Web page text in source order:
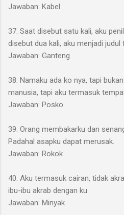
Jawaban: Kabel
37. Saat disebut satu kali, aku
disebut dua kali, aku menjadi judul
Jawaban: Ganteng
38. Namaku ada ko nya, tapi
manusia, tapi aku termasuk
Jawaban: Posko
39. Orang membakarku dan
Padahal asapku dapat merusak.
Jawaban: Rokok
40. Aku termasuk cairan, tidak
ibu-ibu akrab dengan ku.
Jawaban: Minyak